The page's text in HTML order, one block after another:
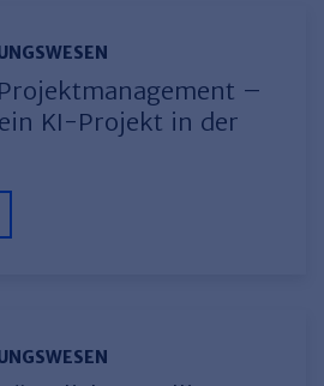
–
KI-Projekt in der